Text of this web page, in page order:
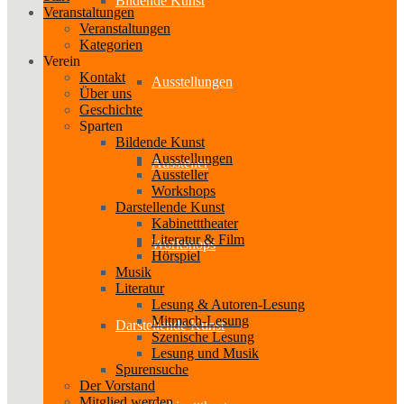
Ausstellungen
Aussteller
Workshops
Darstellende Kunst
Veranstaltungen
Veranstaltungen
Kategorien
Verein
Kontakt
Über uns
Geschichte
Sparten
Bildende Kunst
Ausstellungen
Aussteller
Workshops
Darstellende Kunst
Kabinetttheater
Literatur & Film
Hörspiel
Musik
Literatur
Lesung & Autoren-Lesung
Mitmach-Lesung
Szenische Lesung
Lesung und Musik
Spurensuche
Der Vorstand